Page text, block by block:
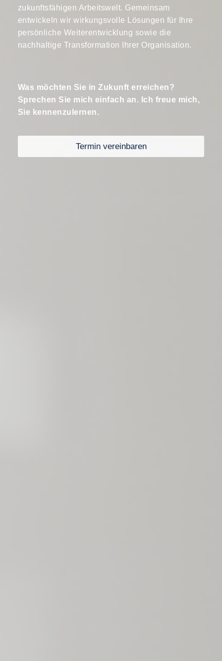
zukunftsfähigen Arbeitswelt. Gemeinsam
entwickeln wir wirkungsvolle Lösungen für Ihre
persönliche Weiterentwicklung sowie die
nachhaltige Transformation Ihrer Organisation.
Was möchten Sie in Zukunft erreichen?
Sprechen Sie mich einfach an. Ich freue mich,
Sie kennenzulernen.
Termin vereinbaren